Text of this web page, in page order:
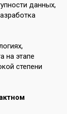
данных,
на этапе
степени